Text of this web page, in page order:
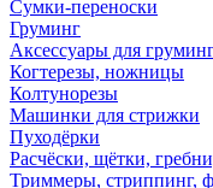
Сумки-переноски
Груминг
Аксессуары для
Когтерезы, ножницы
Колтунорезы
Машинки для стрижки
Пуходёрки
Расчёски, щётки,
Триммеры, стриппинг,